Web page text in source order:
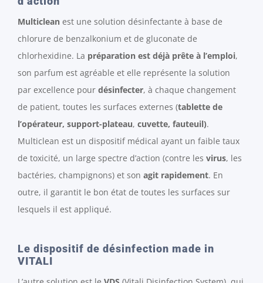
Multiclean est une solution désinfectante à base de
chlorure de benzalkonium et de gluconate de
chlorhexidine. La préparation est déjà prête à l’emploi,
son parfum est agréable et elle représente la solution
par excellence pour désinfecter, à chaque changement
de patient, toutes les surfaces externes (tablette de
l’opérateur, support-plateau, cuvette, fauteuil).
Multiclean est un dispositif médical ayant un faible taux
de toxicité, un large spectre d’action (contre les virus, les
bactéries, champignons) et son agit rapidement. En
outre, il garantit le bon état de toutes les surfaces sur
lesquels il est appliqué.
Le dispositif de désinfection made in
VITALI